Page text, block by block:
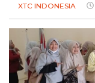
XTC INDONESIA